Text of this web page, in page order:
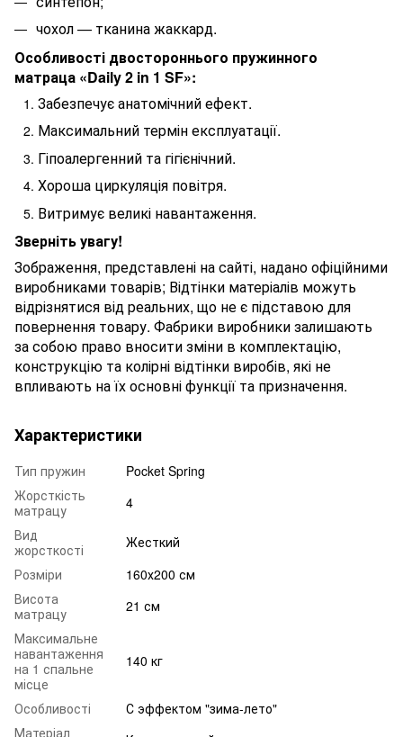
чохол — тканина жаккард.
Особливості двостороннього пружинного
матраца «Daily 2 in 1 SF»:
Забезпечує анатомічний ефект.
Максимальний термін експлуатації.
Гіпоалергенний та гігієнічний.
Хороша циркуляція повітря.
Витримує великі навантаження.
Зверніть увагу!
Зображення, представлені на сайті, надано офіційними
виробниками товарів; Відтінки матеріалів можуть
відрізнятися від реальних, що не є підставою для
повернення товару. Фабрики виробники залишають
за собою право вносити зміни в комплектацію,
конструкцію та колірні відтінки виробів, які не
впливають на їх основні функції та призначення.
Характеристики
Тип пружин
Pocket Spring
Жорсткість
матрацу
4
Вид
жорсткості
Жесткий
Розміри
160х200 см
Висота
матрацу
21 см
Максимальне
навантаження
на 1 спальне
місце
140 кг
Особливості
С эффектом "зима-лето"
Матеріал